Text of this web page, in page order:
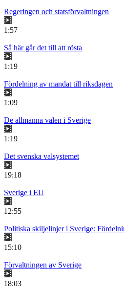
Regeringen och statsförvaltningen
1:57
Så här går det till att rösta
1:19
Fördelning av mandat till riksdagen
1:09
De allmanna valen i Sverige
1:19
Det svenska valsystemet
19:18
Sverige i EU
12:55
Politiska skiljelinjer i Sverige:
15:10
Förvaltningen av Sverige
18:03